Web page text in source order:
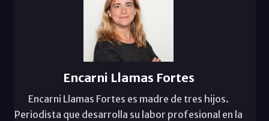
Encarni Llamas Fortes
Encarni Llamas Fortes es madre de tres hijos.
Periodista que desarrolla su labor profesional en la